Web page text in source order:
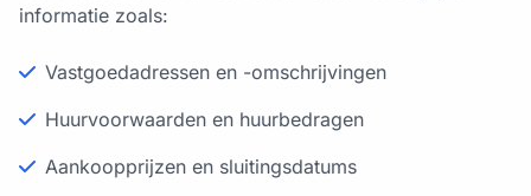
informatie zoals:
Vastgoedadressen en -omschrijvingen
Huurvoorwaarden en huurbedragen
Aankoopprijzen en sluitingsdatums